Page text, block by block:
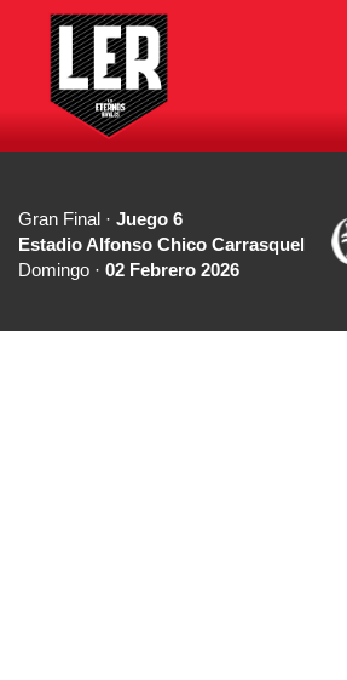
Gran Final · Juego 6
Estadio Alfonso Chico Carrasquel
Domingo · 02 Febrero 2026